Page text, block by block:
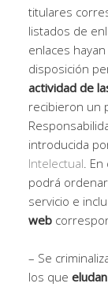
titulares
listados de
enlaces
disposición
actividad de
recibieron un
introducida
Intelectual.
podrá
servicio e
web
– Se
los que